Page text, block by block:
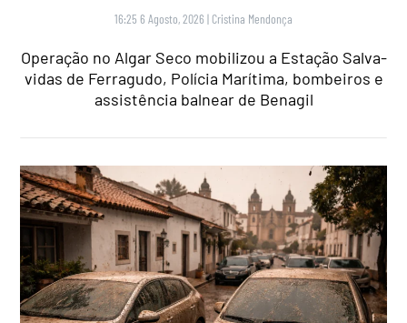
16:25 6 Agosto, 2026 | Cristina Mendonça
Operação no Algar Seco mobilizou a Estação Salva-
vidas de Ferragudo, Polícia Marítima, bombeiros e
assistência balnear de Benagil